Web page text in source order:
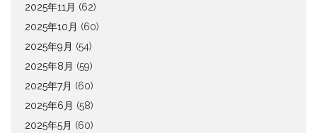
2025年11月 (62)
2025年10月 (60)
2025年9月 (54)
2025年8月 (59)
2025年7月 (60)
2025年6月 (58)
2025年5月 (60)